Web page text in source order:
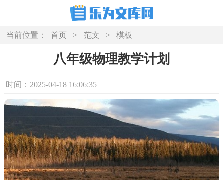
当前位置： 首页 > 范文 > 模板
八年级物理教学计划
时间：2025-04-18 16:06:35